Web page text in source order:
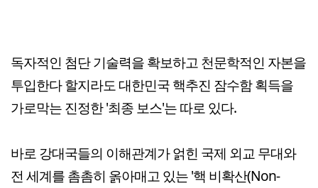
독자적인 첨단 기술력을 확보하고 천문학적인 자본을
투입한다 할지라도 대한민국 핵추진 잠수함 획득을
가로막는 진정한 '최종 보스'는 따로 있다.
바로 강대국들의 이해관계가 얽힌 국제 외교 무대와
전 세계를 촘촘히 옭아매고 있는 '핵 비확산(Non-